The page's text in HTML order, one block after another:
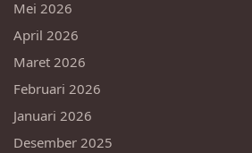
Mei 2026
April 2026
Maret 2026
Februari 2026
Januari 2026
Desember 2025